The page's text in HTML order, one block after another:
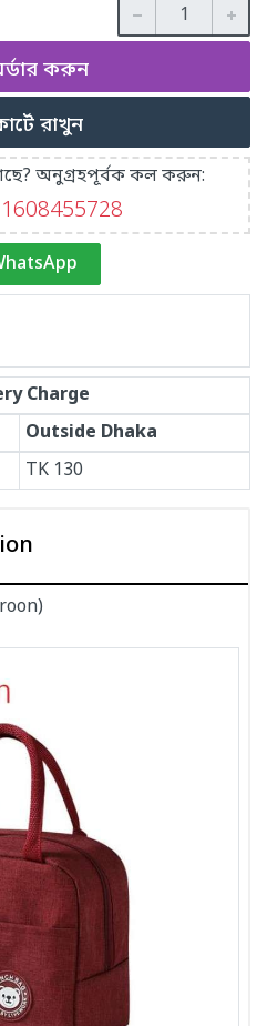
করুন
রাখুন
অনুগ্রহপূর্বক কল করুন:
Charge
Outside Dhaka
TK 130